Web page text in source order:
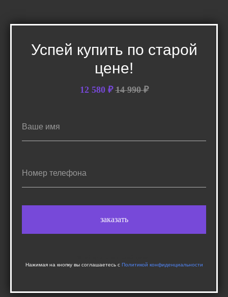
Успей купить по старой
цене!
12 580 ₽ 14 990₽
Ваше имя
Номер телефона
заказать
Нажимая на кнопку вы соглашаетесь с Политикой конфиденциальности